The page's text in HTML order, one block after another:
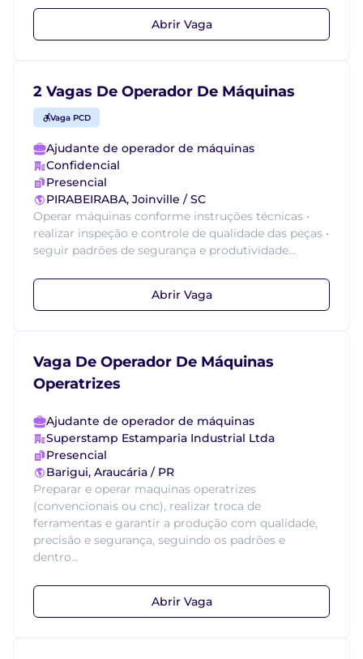
Abrir Vaga
2 Vagas De Operador De Máquinas
Vaga PCD
Ajudante de operador de máquinas
Confidencial
Presencial
PIRABEIRABA, Joinville / SC
Operar máquinas conforme instruções técnicas •
realizar inspeção e controle de qualidade das peças •
seguir padrões de segurança e produtividade...
Abrir Vaga
Vaga De Operador De Máquinas
Operatrizes
Ajudante de operador de máquinas
Superstamp Estamparia Industrial Ltda
Presencial
Barigui, Araucária / PR
Preparar e operar maquinas operatrizes
(convencionais ou cnc), realizar troca de
ferramentas e garantir a produção com qualidade,
precisão e segurança, seguindo os padrões e
dentro...
Abrir Vaga